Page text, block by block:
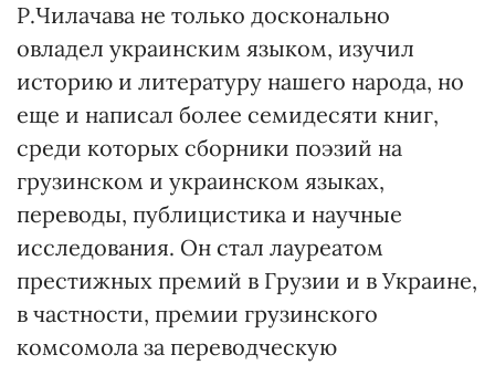
Р.Чилачава не только досконально
овладел украинским языком, изучил
историю и литературу нашего народа, но
еще и написал более семидесяти книг,
среди которых сборники поэзий на
грузинском и украинском языках,
переводы, публицистика и научные
исследования. Он стал лауреатом
престижных премий в Грузии и в Украине,
в частности, премии грузинского
комсомола за переводческую